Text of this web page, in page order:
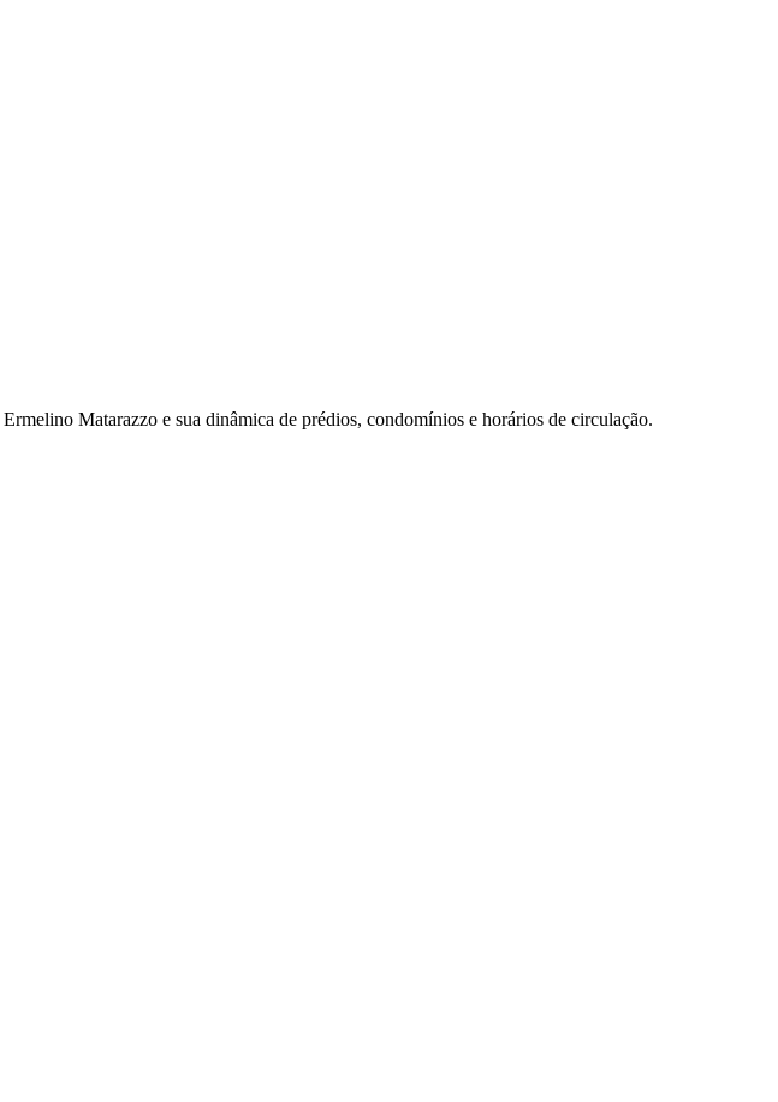
Ermelino Matarazzo e sua dinâmica de prédios, condomínios e horários de circulação.